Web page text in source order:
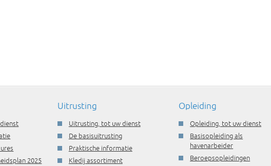
2025
Uitrusting
Uitrusting, tot uw dienst
De basisuitrusting
Praktische informatie
Kledij assortiment
Opleiding
Opleiding, tot uw dienst
Basisopleiding als
havenarbeider
Beroepsopleidingen